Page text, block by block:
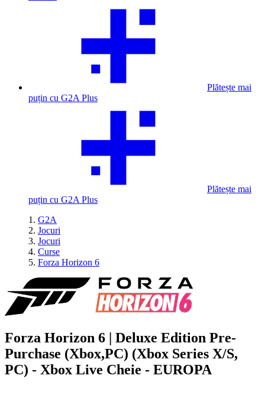
Plătește mai
puțin cu G2A Plus
Plătește mai
puțin cu G2A Plus
G2A
Jocuri
Jocuri
Curse
Forza Horizon 6
Forza Horizon 6 | Deluxe Edition Pre-
Purchase (Xbox,PC) (Xbox Series X/S,
PC) - Xbox Live Cheie - EUROPA